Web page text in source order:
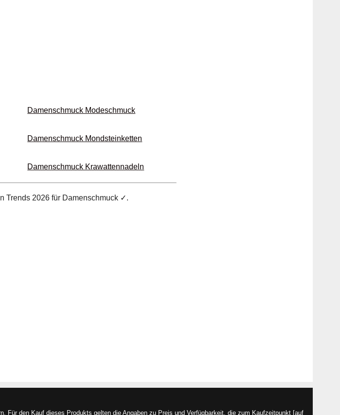
Damenschmuck Mode­schmuck
Damenschmuck Mondstein­ketten
Damenschmuck Krawatten­nadeln
Trends 2026 für Damenschmuck ✓.
Für den Kauf dieses Produkts gelten die Angaben zu Preis und Verfügbarkeit, die zum Kaufzeitpunkt [auf